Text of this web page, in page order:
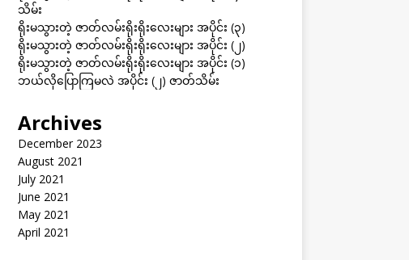
သိမ်း
ရိုးမသွားတဲ့ ဇာတ်လမ်းရိုးရိုးလေးများ အပိုင်း (၃)
ရိုးမသွားတဲ့ ဇာတ်လမ်းရိုးရိုးလေးများ အပိုင်း (၂)
ရိုးမသွားတဲ့ ဇာတ်လမ်းရိုးရိုးလေးများ အပိုင်း (၁)
ဘယ်လိုပြောကြမလဲ အပိုင်း (၂) ဇာတ်သိမ်း
Archives
December 2023
August 2021
July 2021
June 2021
May 2021
April 2021